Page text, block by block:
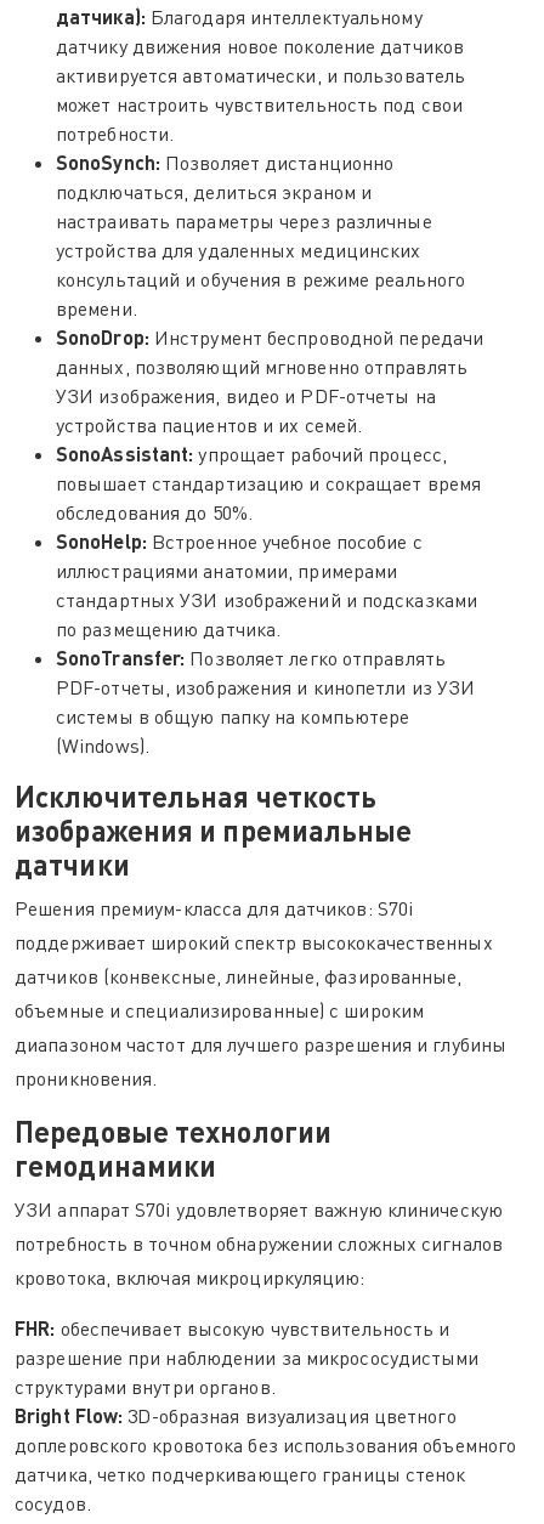
датчика): Благодаря интеллектуальному
датчику движения новое поколение датчиков
активируется автоматически, и пользователь
может настроить чувствительность под свои
потребности.
SonoSynch: Позволяет дистанционно
подключаться, делиться экраном и
настраивать параметры через различные
устройства для удаленных медицинских
консультаций и обучения в режиме реального
времени.
SonoDrop: Инструмент беспроводной передачи
данных, позволяющий мгновенно отправлять
УЗИ изображения, видео и PDF-отчеты на
устройства пациентов и их семей.
SonoAssistant:упрощает рабочий процесс,
повышает стандартизацию и сокращает время
обследования до 50%.
SonoHelp: Встроенное учебное пособие с
иллюстрациями анатомии, примерами
стандартных УЗИ изображений и подсказками
по размещению датчика.
SonoTransfer: Позволяет легко отправлять
PDF-отчеты, изображения и кинопетли из УЗИ
системы в общую папку на компьютере
(Windows).
Исключительная четкость
изображения и премиальные
датчики
Решения премиум-класса для датчиков: S70i
поддерживает широкий спектр высококачественных
датчиков (конвексные, линейные, фазированные,
объемные и специализированные) с широким
диапазоном частот для лучшего разрешения и глубины
проникновения.
Передовые технологии
гемодинамики
УЗИ аппарат S70i удовлетворяет важную клиническую
потребность в точном обнаружении сложных сигналов
кровотока, включая микроциркуляцию:
FHR: обеспечивает высокую чувствительность и
разрешение при наблюдении за микрососудистыми
структурами внутри органов.
Bright Flow: 3D-образная визуализация цветного
доплеровского кровотока без использования объемного
датчика, четко подчеркивающего границы стенок
сосудов.